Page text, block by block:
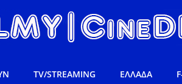
TV/STREAMING ΕΛΛΑΔΑ